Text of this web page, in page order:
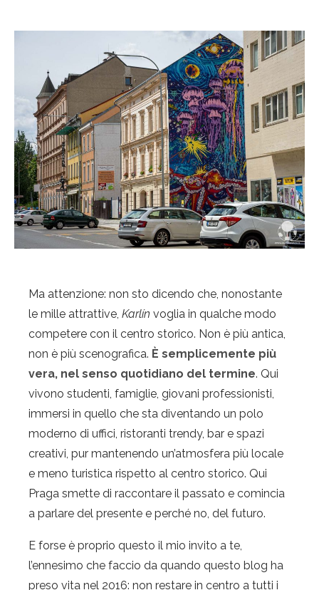
Ma attenzione: non sto dicendo che, nonostante
le mille attrattive, Karlín voglia in qualche modo
competere con il centro storico. Non è più antica,
non è più scenografica. È semplicemente più
vera, nel senso quotidiano del termine. Qui
vivono studenti, famiglie, giovani professionisti,
immersi in quello che sta diventando un polo
moderno di uffici, ristoranti trendy, bar e spazi
creativi, pur mantenendo un’atmosfera più locale
e meno turistica rispetto al centro storico. Qui
Praga smette di raccontare il passato e comincia
a parlare del presente e perché no, del futuro.
E forse è proprio questo il mio invito a te,
l’ennesimo che faccio da quando questo blog ha
preso vita nel 2016: non restare in centro a tutti i